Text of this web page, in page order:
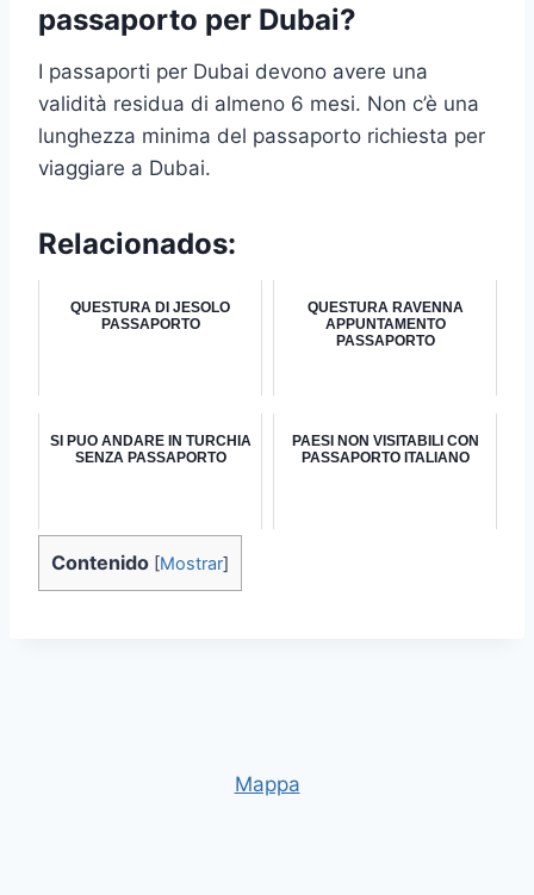
passaporto per Dubai?
I passaporti per Dubai devono avere una
validità residua di almeno 6 mesi. Non c’è una
lunghezza minima del passaporto richiesta per
viaggiare a Dubai.
Relacionados:
QUESTURA DI JESOLO
PASSAPORTO
QUESTURA RAVENNA
APPUNTAMENTO
PASSAPORTO
SI PUO ANDARE IN TURCHIA
SENZA PASSAPORTO
PAESI NON VISITABILI CON
PASSAPORTO ITALIANO
Contenido [Mostrar]
Mappa